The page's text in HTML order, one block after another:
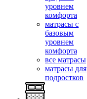
уровнем
комфорта
матрасы с
базовым
уровнем
комфорта
все матрасы
матрасы для
подростков